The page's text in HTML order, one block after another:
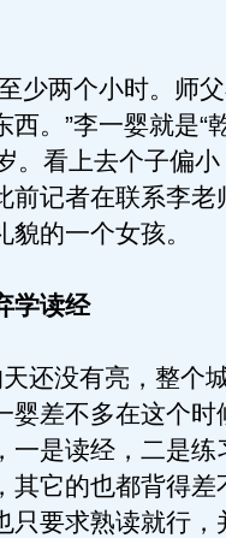
两个小时。师父
。”李一婴就是“
。看上去个子偏
前记者在联系李老
的一个女孩。
学读经
没有亮，整个
婴差不多在这个时
一是读经，二是练
其它的也都背得
只要求熟读就行，